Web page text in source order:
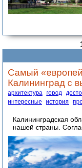
Самый
Калининград с
архитектура город
интересные
история
Калининградская
нашей страны.